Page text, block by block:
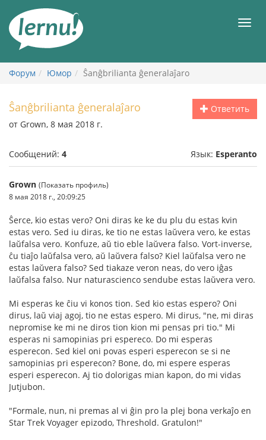
содержанию
Форум Юмор Ŝanĝbrilianta ĝeneralaĵaro
Ответить
Ŝanĝbrilianta ĝeneralaĵaro
от Grown, 8 мая 2018 г.
Сообщений: 4 Язык: Esperanto
Grown (Показать профиль)
8 мая 2018 г., 20:09:25
Ŝerce, kio estas vero? Oni diras ke ke du plu du estas kvin
estas vero. Sed iu diras, ke tio ne estas laŭvera vero, ke estas
laŭfalsa vero. Konfuze, aŭ tio eble laŭvera falso. Vort-inverse,
ĉu tiaĵo laŭfalsa vero, aŭ laŭvera falso? Kiel laŭfalsa vero ne
estas laŭvera falso? Sed tiakaze veron neas, do vero iĝas
laŭfalsa falso. Nur naturascienco sendube estas laŭvera vero.
Mi esperas ke ĉiu vi konos tion. Sed kio estas espero? Oni
dirus, laŭ viaj agoj, tio ne estas espero. Mi dirus, "ne, mi diras
nepromise ke mi ne diros tion kion mi pensas pri tio." Mi
esperas ni samopinias pri espereco. Do mi esperas
esperecon. Sed kiel oni povas esperi esperecon se si ne
samopinias pri esperecon? Bone, do, mi espere esperas
esperi esperecon. Aj tio dolorigas mian kapon, do mi vidas
Jutjubon.
"Formale, nun, ni premas al vi ĝin pro la plej bona verkaĵo en
Star Trek Voyager epizodo, Threshold. Gratulon!"